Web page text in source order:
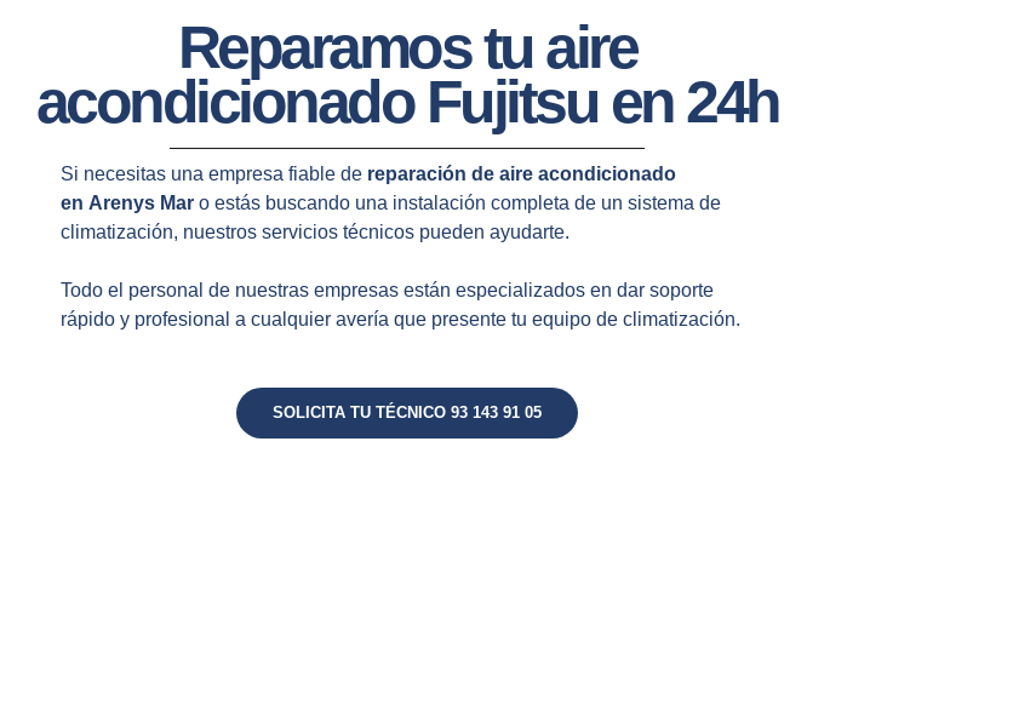
Reparamos tu aire
acondicionado Fujitsu en 24h
Si necesitas una empresa fiable de reparación de aire acondicionado
en Arenys Mar o estás buscando una instalación completa de un sistema de
climatización, nuestros servicios técnicos pueden ayudarte.
Todo el personal de nuestras empresas están especializados en dar soporte
rápido y profesional a cualquier avería que presente tu equipo de climatización.
SOLICITA TU TÉCNICO 93 143 91 05